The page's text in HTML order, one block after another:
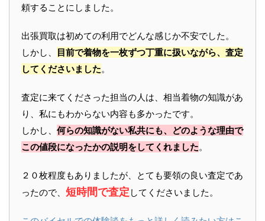
頼することにしました。
出張買取は初めての利用でどんな感じか不安でした。
しかし、
目前で着物を一枚ずつ丁重に扱いながら、査定
してくださいました。
査定に来てくださった担当の人は、相当着物の知識があ
り、私にもわからない内容も多かったです。
しかし、 何らの知識がない私共にも、どのような理由で
この値段になったかの説明をしてくれました。
２０枚程度もありましたが、とても要領の良い査定であ
ったので、 短時間で査定 してくださいました。